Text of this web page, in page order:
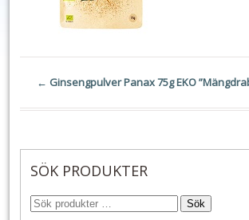
← Ginsengpulver Panax 75g EKO
SÖK PRODUKTER
Sök